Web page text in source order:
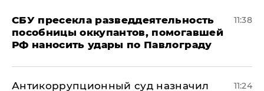
СБУ пресекла разведдеятельность
пособницы оккупантов, помогавшей
РФ наносить удары по Павлограду
11:38
Антикоррупционный суд назначил
11:24